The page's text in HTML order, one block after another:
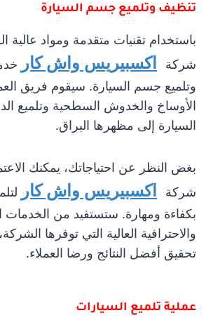
تنظيف وتلميع جسم السيارة
باستخدام تقنيات متقدمة ومواد عالية
شركة
اكسبيريس واش كار
وتلميع جسم السيارة. سيقوم فريق
الأوساخ والخدوش السطحية وتلميع
السيارة إلى مظهرها البراق.
بغض النظر عن احتياجاتك، يمكنك
شركة
اكسبيريس واش كار
بكفاءة ومهارة. ستستفيد من الخدمات
والاحترافية العالية التي توفرها
تحقيق أفضل النتائج ورضا العملاء.
عملية تلميع السيارات